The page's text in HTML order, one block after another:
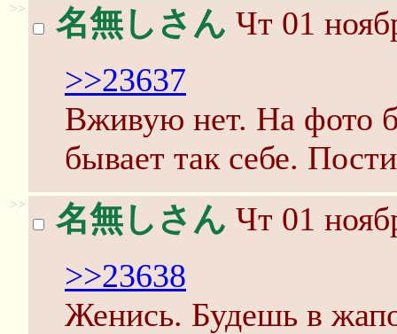
>> 名無しさん Чт 01
>>23637
Вживую нет. На фото
бывает так себе.
>> 名無しさん Чт 01
>>23638
Женись. Будешь в